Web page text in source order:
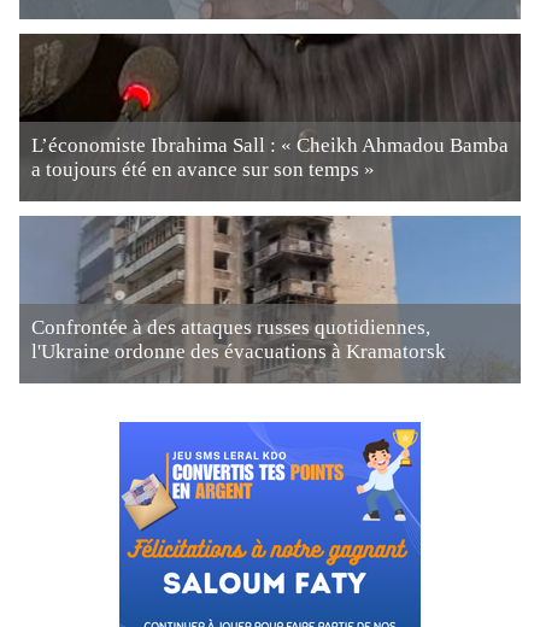
L’économiste Ibrahima Sall : « Cheikh Ahmadou Bamba
a toujours été en avance sur son temps »
Confrontée à des attaques russes quotidiennes,
l'Ukraine ordonne des évacuations à Kramatorsk